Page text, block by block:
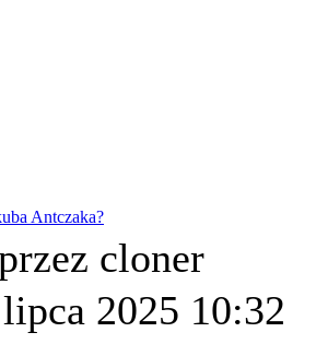
Antczaka?
cloner
2025 10:32